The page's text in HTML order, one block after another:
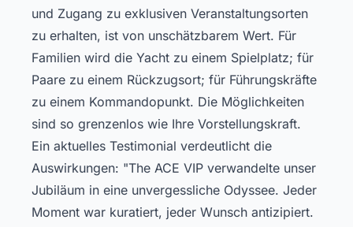
und Zugang zu exklusiven Veranstaltungsorten
zu erhalten, ist von unschätzbarem Wert. Für
Familien wird die Yacht zu einem Spielplatz; für
Paare zu einem Rückzugsort; für Führungskräfte
zu einem Kommandopunkt. Die Möglichkeiten
sind so grenzenlos wie Ihre Vorstellungskraft.
Ein aktuelles Testimonial verdeutlicht die
Auswirkungen: "The ACE VIP verwandelte unser
Jubiläum in eine unvergessliche Odyssee. Jeder
Moment war kuratiert, jeder Wunsch antizipiert.